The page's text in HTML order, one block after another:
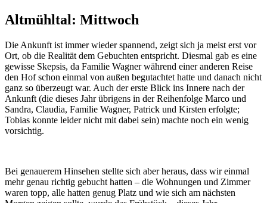
Altmühltal: Mittwoch
Die Ankunft ist immer wieder spannend, zeigt sich ja meist erst vor
Ort, ob die Realität dem Gebuchten entspricht. Diesmal gab es eine
gewisse Skepsis, da Familie Wagner während einer anderen Reise
den Hof schon einmal von außen begutachtet hatte und danach nicht
ganz so überzeugt war. Auch der erste Blick ins Innere nach der
Ankunft (die dieses Jahr übrigens in der Reihenfolge Marco und
Sandra, Claudia, Familie Wagner, Patrick und Kirsten erfolgte;
Tobias konnte leider nicht mit dabei sein) machte noch ein wenig
vorsichtig.
Bei genauerem Hinsehen stellte sich aber heraus, dass wir einmal
mehr genau richtig gebucht hatten – die Wohnungen und Zimmer
waren topp, alle hatten genug Platz und wie sich am nächsten